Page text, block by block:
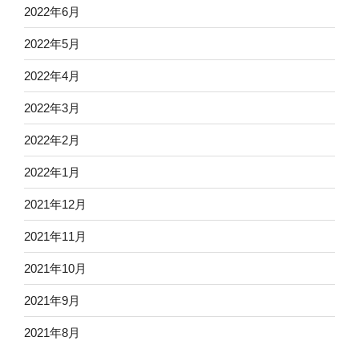
2022年6月
2022年5月
2022年4月
2022年3月
2022年2月
2022年1月
2021年12月
2021年11月
2021年10月
2021年9月
2021年8月